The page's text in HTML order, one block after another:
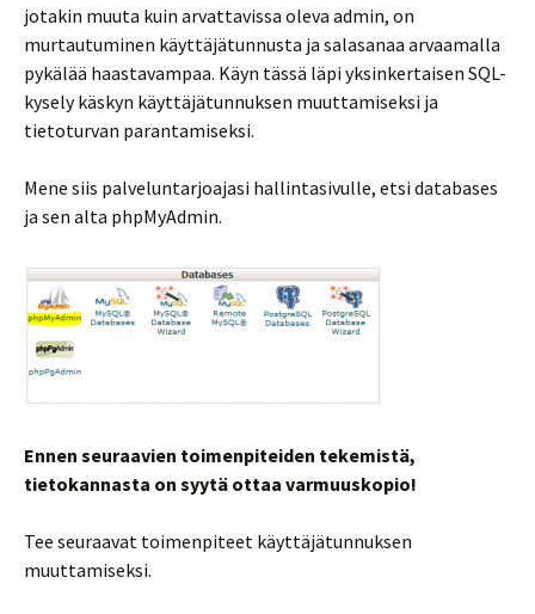
jotakin muuta kuin arvattavissa oleva admin, on
murtautuminen käyttäjätunnusta ja salasanaa arvaamalla
pykälää haastavampaa. Käyn tässä läpi yksinkertaisen SQL-
kysely käskyn käyttäjätunnuksen muuttamiseksi ja
tietoturvan parantamiseksi.
Mene siis palveluntarjoajasi hallintasivulle, etsi databases
ja sen alta phpMyAdmin.
Ennen seuraavien toimenpiteiden tekemistä,
tietokannasta on syytä ottaa varmuuskopio!
Tee seuraavat toimenpiteet käyttäjätunnuksen
muuttamiseksi.